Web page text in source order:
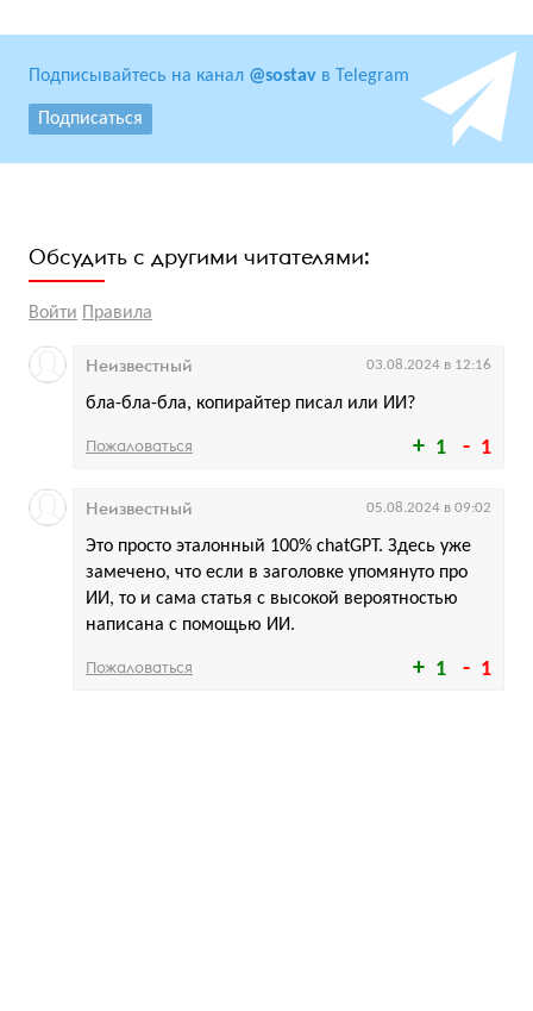
Подписывайтесь на канал @sostav в Telegram
Подписаться
Обсудить с другими читателями:
Войти Правила
1 1
бла-бла-бла, копирайтер писал или ИИ?
Неизвестный 03.08.2024 в 12:16
Пожаловаться
1 1
Это просто эталонный 100% chatGPT. Здесь уже
замечено, что если в заголовке упомянуто про
ИИ, то и сама статья с высокой вероятностью
написана с помощью ИИ.
Неизвестный 05.08.2024 в 09:02
Пожаловаться